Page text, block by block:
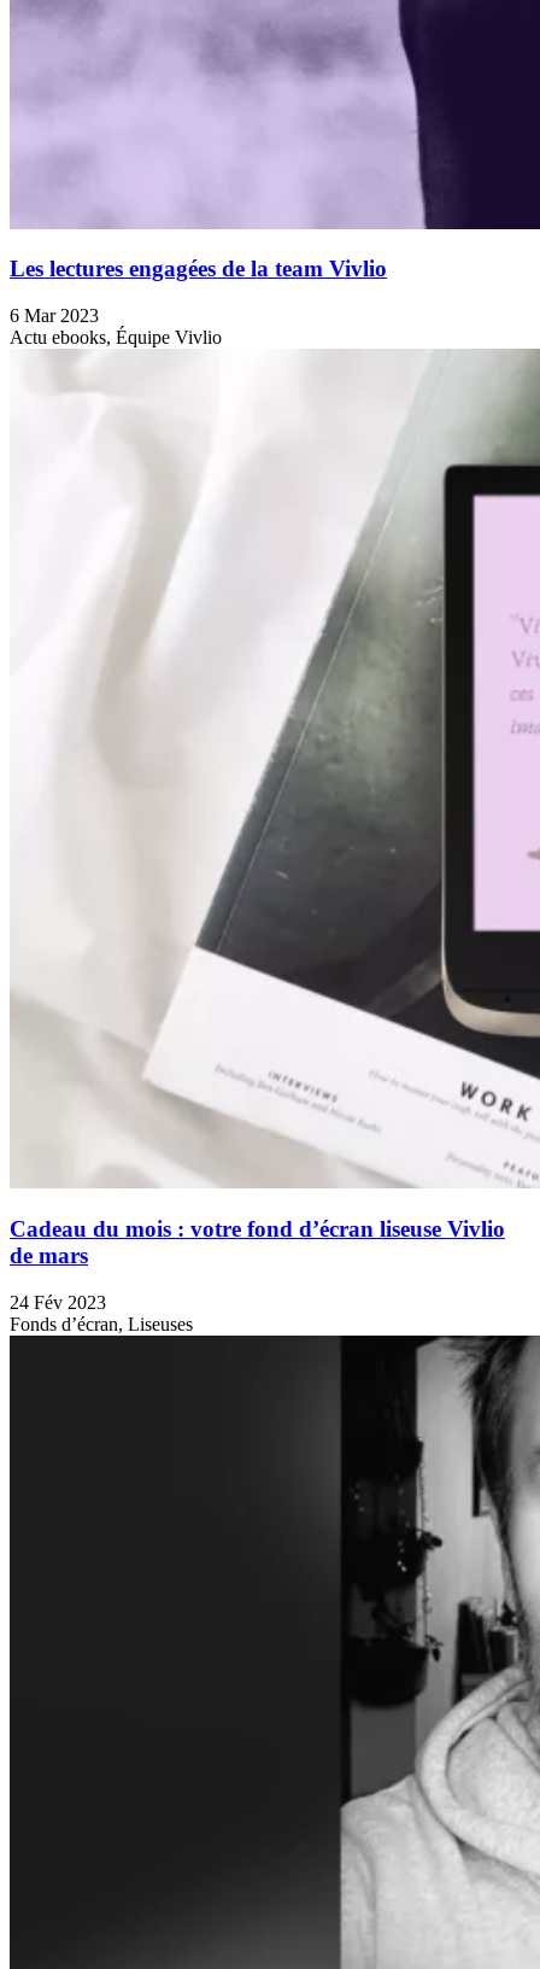
Les lectures engagées de la team Vivlio
6 Mar 2023
Actu ebooks, Équipe Vivlio
Cadeau du mois : votre fond d’écran liseuse Vivlio
de mars
24 Fév 2023
Fonds d’écran, Liseuses